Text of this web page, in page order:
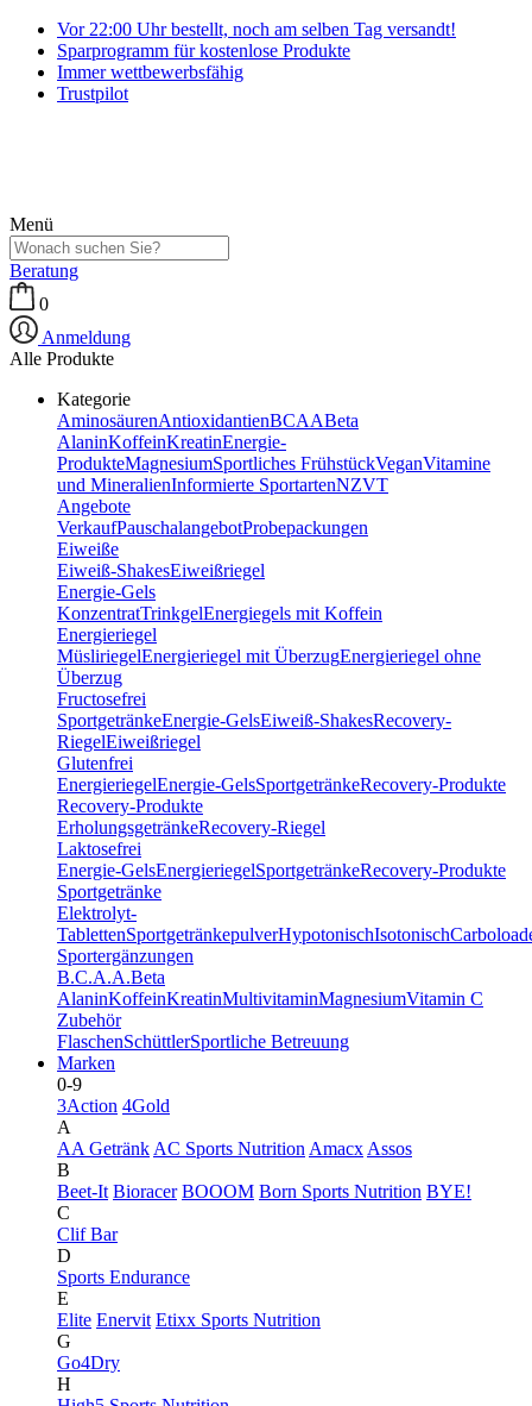
Vor 22:00 Uhr bestellt, noch am selben Tag versandt!
Sparprogramm für kostenlose Produkte
Immer wettbewerbsfähig
Trustpilot
Menü
Beratung
0
Anmeldung
Alle Produkte
Kategorie
AminosäurenAntioxidantienBCAABeta
AlaninKoffeinKreatinEnergie-
ProdukteMagnesiumSportliches FrühstückVeganVitamine
und MineralienInformierte SportartenNZVT
Angebote
VerkaufPauschalangebotProbepackungen
Eiweiße
Eiweiß-ShakesEiweißriegel
Energie-Gels
KonzentratTrinkgelEnergiegels mit Koffein
Energieriegel
MüsliriegelEnergieriegel mit ÜberzugEnergieriegel ohne
Überzug
Fructosefrei
SportgetränkeEnergie-GelsEiweiß-ShakesRecovery-
RiegelEiweißriegel
Glutenfrei
EnergieriegelEnergie-GelsSportgetränkeRecovery-Produkte
Recovery-Produkte
ErholungsgetränkeRecovery-Riegel
Laktosefrei
Energie-GelsEnergieriegelSportgetränkeRecovery-Produkte
Sportgetränke
Elektrolyt-
TablettenSportgetränkepulverHypotonischIsotonisch
Sportergänzungen
B.C.A.A.Beta
AlaninKoffeinKreatinMultivitaminMagnesiumVitamin C
Zubehör
FlaschenSchüttlerSportliche Betreuung
Marken
0-9
3Action 4Gold
A
AA Getränk AC Sports Nutrition Amacx Assos
B
Beet-It Bioracer BOOOM Born Sports Nutrition BYE!
C
Clif Bar
D
Sports Endurance
E
Elite Enervit Etixx Sports Nutrition
G
Go4Dry
H